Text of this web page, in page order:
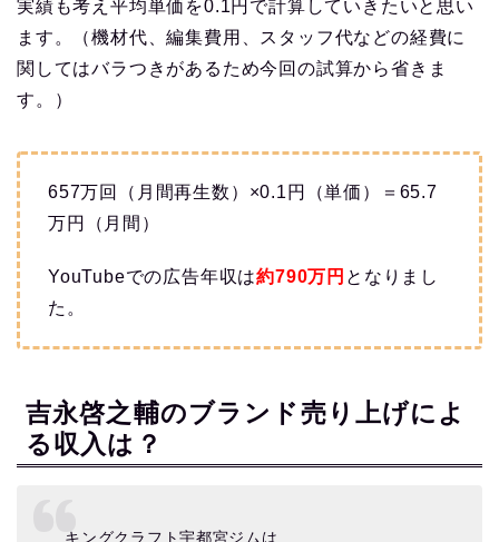
実績も考え平均単価を0.1円で計算していきたいと思い
ます。（機材代、編集費用、スタッフ代などの経費に
関してはバラつきがあるため今回の試算から省きま
す。）
657万回（月間再生数）×0.1円（単価）＝65.7
万円（月間）
YouTubeでの広告年収は約790万円 となりまし
た。
吉永啓之輔のブランド売り上げによ
る収入は？
キングクラフト宇都宮ジムは